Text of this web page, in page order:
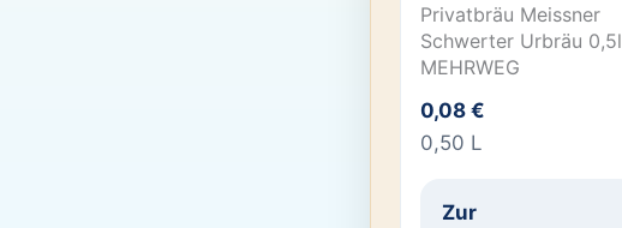
Privatbräu Meissner
Schwerter Urbräu 0,5l
MEHRWEG
0,08 €
0,50 L
Zur